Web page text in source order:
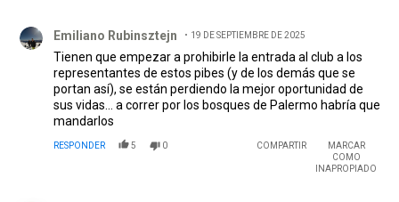
casos así por año y en menos de 5 te fundís. Como los
jugadores, la familia y los representantes suelen ser unos
aprovechados AFA tendría que abogar para proteger el
patrimonio de los clubes, sino vamos a ser otra liga chilena
mas.
Emiliano Rubinsztejn 19 DE SEPTIEMBRE DE 2025
Tienen que empezar a prohibirle la entrada al club a los
representantes de estos pibes (y de los demás que se
portan así), se están perdiendo la mejor oportunidad de
sus vidas… a correr por los bosques de Palermo habría que
mandarlos
RESPONDER 5 0 COMPARTIR
MARCAR
COMO
INAPROPIADO